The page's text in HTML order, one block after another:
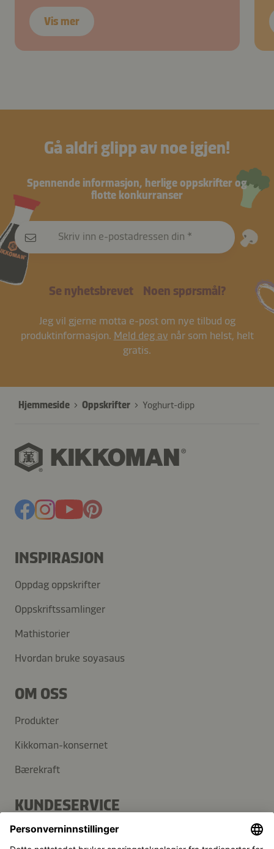
Vis mer
Gå aldri glipp av noe igjen!
Spennende informasjon, herlige oppskrifter og
flotte konkurranser
Skriv inn e-postadressen din
Se nyhetsbrevet Noen spørsmål?
Jeg vil gjerne motta e-post om nye tilbud og
produktinformasjon. Meld deg av når som helst, helt
gratis.
Hjemmeside Oppskrifter Yoghurt-dipp
INSPIRASJON
Oppdag oppskrifter
Oppskriftssamlinger
Mathistorier
Hvordan bruke soyasaus
OM OSS
Produkter
Kikkoman-konsernet
Bærekraft
KUNDESERVICE
Vanlige spørsmål